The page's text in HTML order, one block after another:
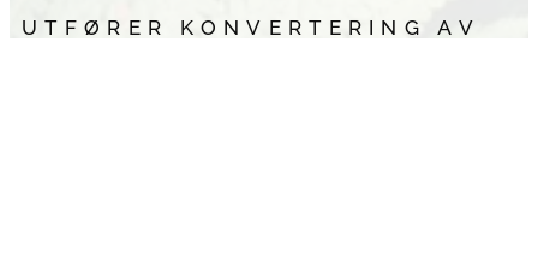
UTFØRER KONVERTERING AV